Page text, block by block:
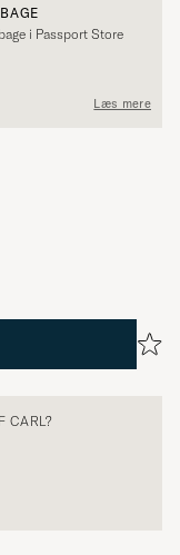
i Passport Store
Læs mere
CARL?